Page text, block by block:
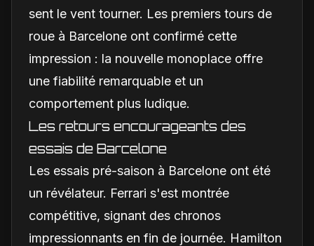
sent le vent tourner. Les premiers tours de
roue à Barcelone ont confirmé cette
impression : la nouvelle monoplace offre
une fiabilité remarquable et un
comportement plus ludique.
Les retours encourageants des
essais de Barcelone
Les essais pré-saison à Barcelone ont été
un révélateur. Ferrari s'est montrée
compétitive, signant des chronos
impressionnants en fin de journée. Hamilton